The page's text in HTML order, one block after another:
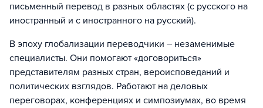
письменный перевод в разных областях (с русского на
иностранный и с иностранного на русский).
В эпоху глобализации переводчики – незаменимые
специалисты. Они помогают «договориться»
представителям разных стран, вероисповеданий и
политических взглядов. Работают на деловых
переговорах, конференциях и симпозиумах, во время